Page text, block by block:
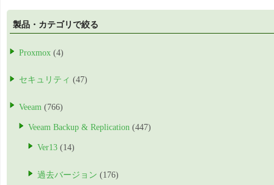
製品・カテゴリで絞る
Proxmox (4)
セキュリティ (47)
Veeam (766)
Veeam Backup & Replication (447)
Ver13 (14)
過去バージョン (176)